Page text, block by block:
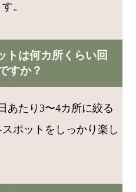
。
トは何カ所くらい回
すか？
あたり3〜4カ所に絞る
ポットをしっかり楽し